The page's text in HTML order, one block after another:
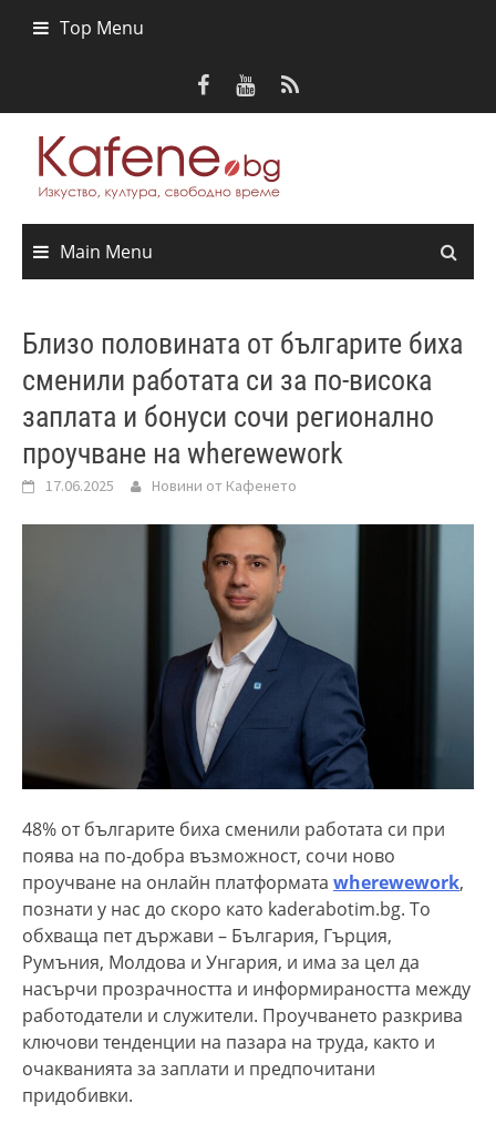
Top Menu
Main Menu
Близо половината от българите биха
сменили работата си за по-висока
заплата и бонуси сочи регионално
проучване на wherewework
17.06.2025 Новини от Кафенето
48% от българите биха сменили работата си при
поява на по-добра възможност, сочи ново
проучване на онлайн платформата wherewework,
познати у нас до скоро като kaderabotim.bg. То
обхваща пет държави – България, Гърция,
Румъния, Молдова и Унгария, и има за цел да
насърчи прозрачността и информираността между
работодатели и служители. Проучването разкрива
ключови тенденции на пазара на труда, както и
очакванията за заплати и предпочитани
придобивки.